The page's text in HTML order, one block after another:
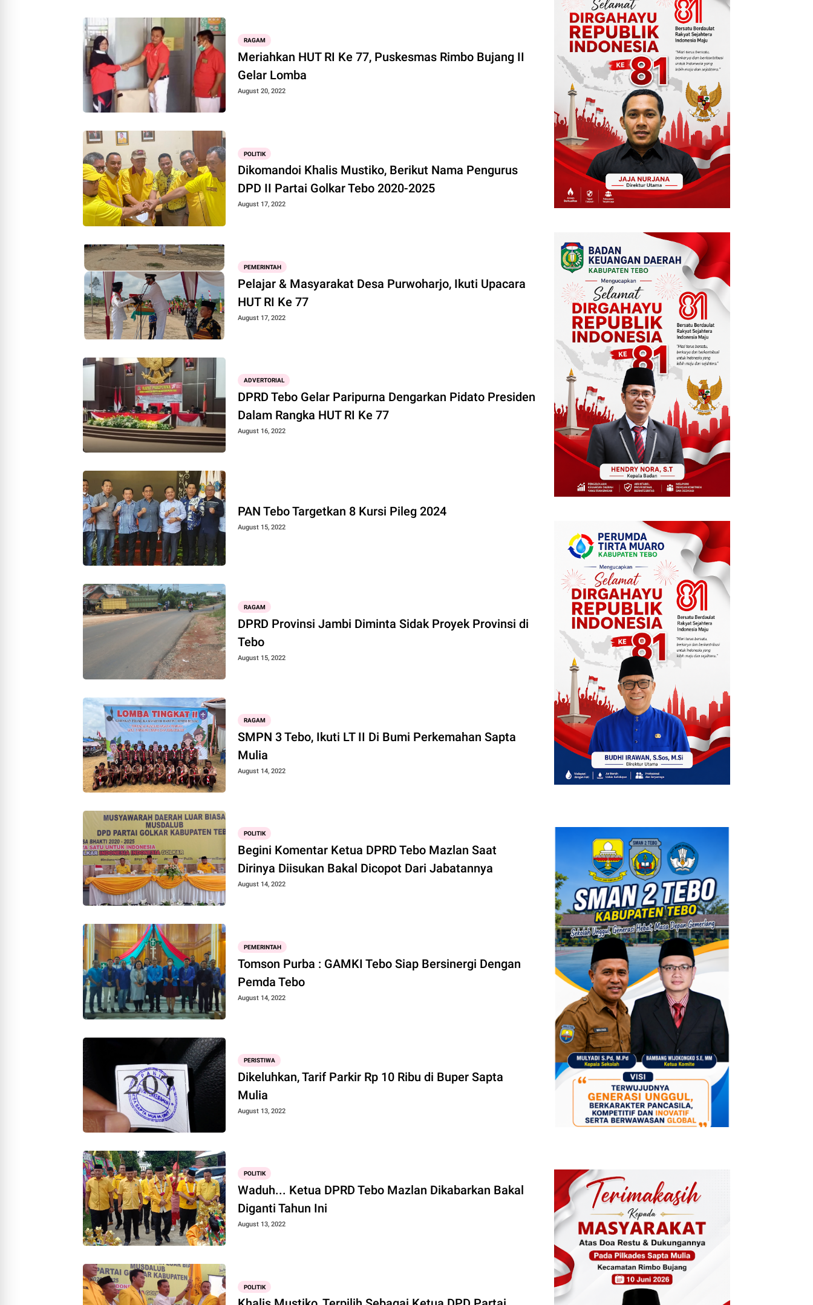
RAGAM
Meriahkan HUT RI Ke 77, Puskesmas Rimbo Bujang II
Gelar Lomba
August 20, 2022
POLITIK
Dikomandoi Khalis Mustiko, Berikut Nama Pengurus
DPD II Partai Golkar Tebo 2020-2025
August 17, 2022
PEMERINTAH
Pelajar & Masyarakat Desa Purwoharjo, Ikuti Upacara
HUT RI Ke 77
August 17, 2022
ADVERTORIAL
DPRD Tebo Gelar Paripurna Dengarkan Pidato Presiden
Dalam Rangka HUT RI Ke 77
August 16, 2022
PAN Tebo Targetkan 8 Kursi Pileg 2024
August 15, 2022
RAGAM
DPRD Provinsi Jambi Diminta Sidak Proyek Provinsi di
Tebo
August 15, 2022
RAGAM
SMPN 3 Tebo, Ikuti LT II Di Bumi Perkemahan Sapta
Mulia
August 14, 2022
POLITIK
Begini Komentar Ketua DPRD Tebo Mazlan Saat
Dirinya Diisukan Bakal Dicopot Dari Jabatannya
August 14, 2022
PEMERINTAH
Tomson Purba : GAMKI Tebo Siap Bersinergi Dengan
Pemda Tebo
August 14, 2022
PERISTIWA
Dikeluhkan, Tarif Parkir Rp 10 Ribu di Buper Sapta
Mulia
August 13, 2022
POLITIK
Waduh... Ketua DPRD Tebo Mazlan Dikabarkan Bakal
Diganti Tahun Ini
August 13, 2022
POLITIK